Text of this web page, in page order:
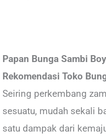
Papan Bunga Sambi
Rekomendasi Toko
Seiring perkembang
sesuatu, mudah sekali
satu dampak dari